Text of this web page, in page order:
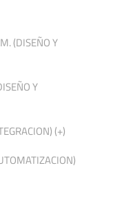
(DISEÑO Y
Y
(+)